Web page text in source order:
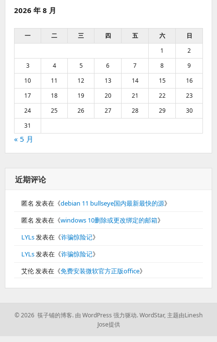
2026 年 8 月
一 二 三 四 五 六
日
1
2
3
4 5 6 7 8
9
10
11 12 13 14 15
16
17
18 19 20 21 22
23
24
25 26 27 28 29
30
31
« 5 月
近期评论
匿名 发表在《debian 11 bullseye国内最新最快的源》
匿名 发表在《windows 10删除或更改绑定的邮箱》
LYLs发表在《诈骗惊险记》
LYLs发表在《诈骗惊险记》
艾伦发表在《免费安装微软官方正版office》
© 2026 筷子铺的博客. 由 WordPress 强力驱动. WordStar, 主题由Linesh
Jose提供